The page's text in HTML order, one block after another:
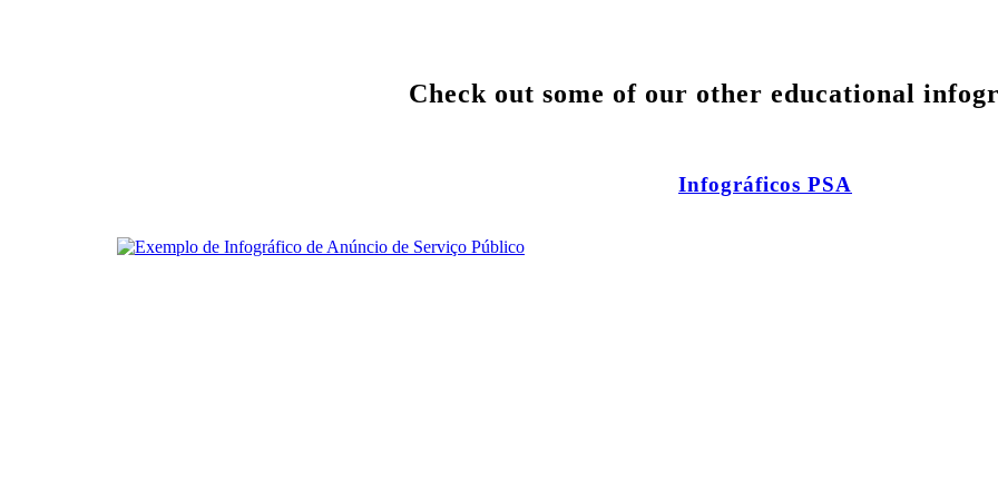
Check out some of our other educational
Infográficos PSA